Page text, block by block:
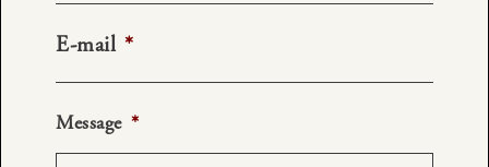
E-mail *
Message *